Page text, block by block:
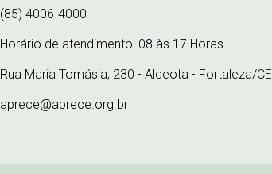
(85) 4006-4000
Horário de atendimento: 08 às 17 Horas
Rua Maria Tomásia, 230 - Aldeota - Fortaleza/CE
aprece@aprece.org.br